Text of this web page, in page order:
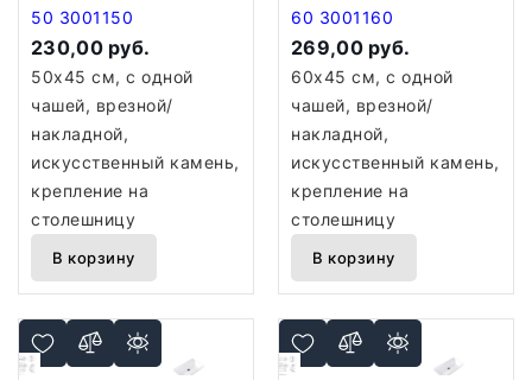
50 3001150
230,00 руб.
50x45 см, с одной
чашей, врезной/
накладной,
искусственный камень,
крепление на
столешницу
В корзину
60 3001160
269,00 руб.
60x45 см, с одной
чашей, врезной/
накладной,
искусственный камень,
крепление на
столешницу
В корзину